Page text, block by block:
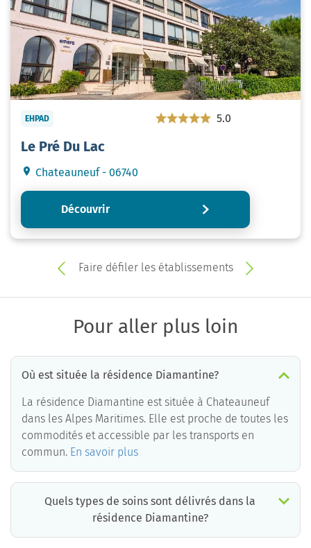
EHPAD 5.0
Le Pré Du Lac
Chateauneuf - 06740
Découvrir
Faire défiler les établissements
Pour aller plus loin
Où est située la résidence Diamantine?
La résidence Diamantine est située à Chateauneuf
dans les Alpes Maritimes. Elle est proche de toutes les
commodités et accessible par les transports en
commun. En savoir plus
Quels types de soins sont délivrés dans la
résidence Diamantine?